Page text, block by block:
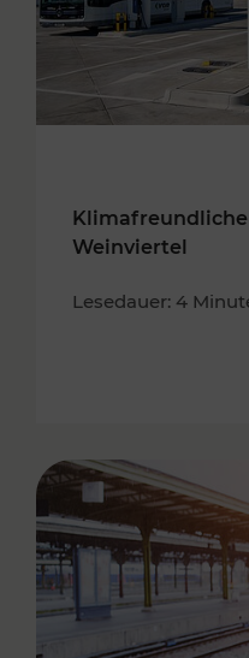
Klimafreundliche
Weinviertel
Lesedauer: 4